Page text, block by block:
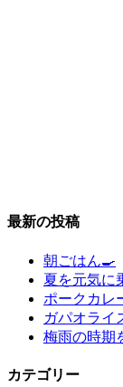
最新の投稿
朝ごはん🍳
夏を元気に
ポークカレ
ガパオライ
梅雨の時期
カテゴリー